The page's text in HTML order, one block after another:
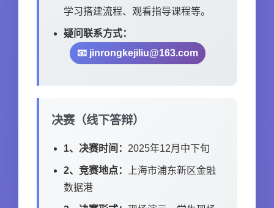
学习搭建流程、观看指导课程等。
疑问联系方式：
📧 jinrongkejiliu@163.com
决赛（线下答辩）
1、决赛时间： 2025年12月中下旬
2、竞赛地点：
上海市浦东新区金融
数据港